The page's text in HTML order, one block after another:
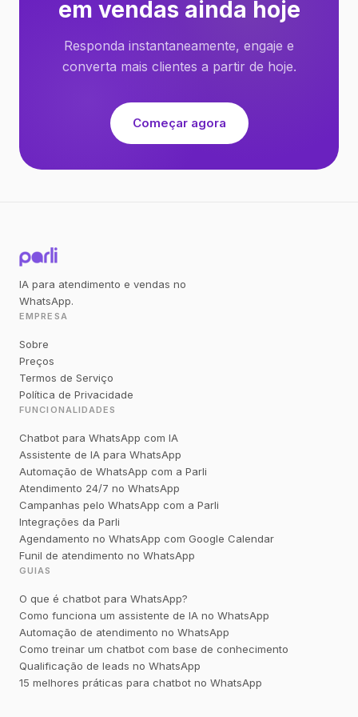
em vendas ainda hoje
Responda instantaneamente, engaje e
converta mais clientes a partir de hoje.
Começar agora
IA para atendimento e vendas no
WhatsApp.
EMPRESA
Sobre
Preços
Termos de Serviço
Política de Privacidade
FUNCIONALIDADES
Chatbot para WhatsApp com IA
Assistente de IA para WhatsApp
Automação de WhatsApp com a Parli
Atendimento 24/7 no WhatsApp
Campanhas pelo WhatsApp com a Parli
Integrações da Parli
Agendamento no WhatsApp com Google Calendar
Funil de atendimento no WhatsApp
GUIAS
O que é chatbot para WhatsApp?
Como funciona um assistente de IA no WhatsApp
Automação de atendimento no WhatsApp
Como treinar um chatbot com base de conhecimento
Qualificação de leads no WhatsApp
15 melhores práticas para chatbot no WhatsApp